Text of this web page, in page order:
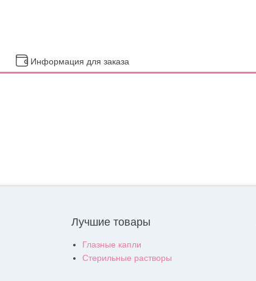
Информация для заказа
Лучшие товары
Глазные капли
Стерильные растворы